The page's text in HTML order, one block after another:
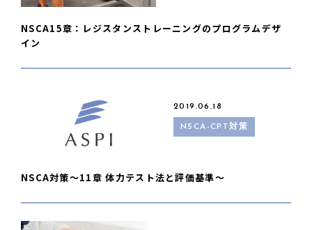
NSCA15章：レジスタンストレーニングのプログラムデザ
イン
2019.06.18
NSCA-CPT対策
NSCA対策〜11章 体力テスト法と評価基準〜